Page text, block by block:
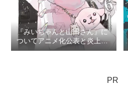
『みいちゃんと山田さん』に
ついてアニメ化公表と炎上で
思うこと：ロマン優光連載
PR